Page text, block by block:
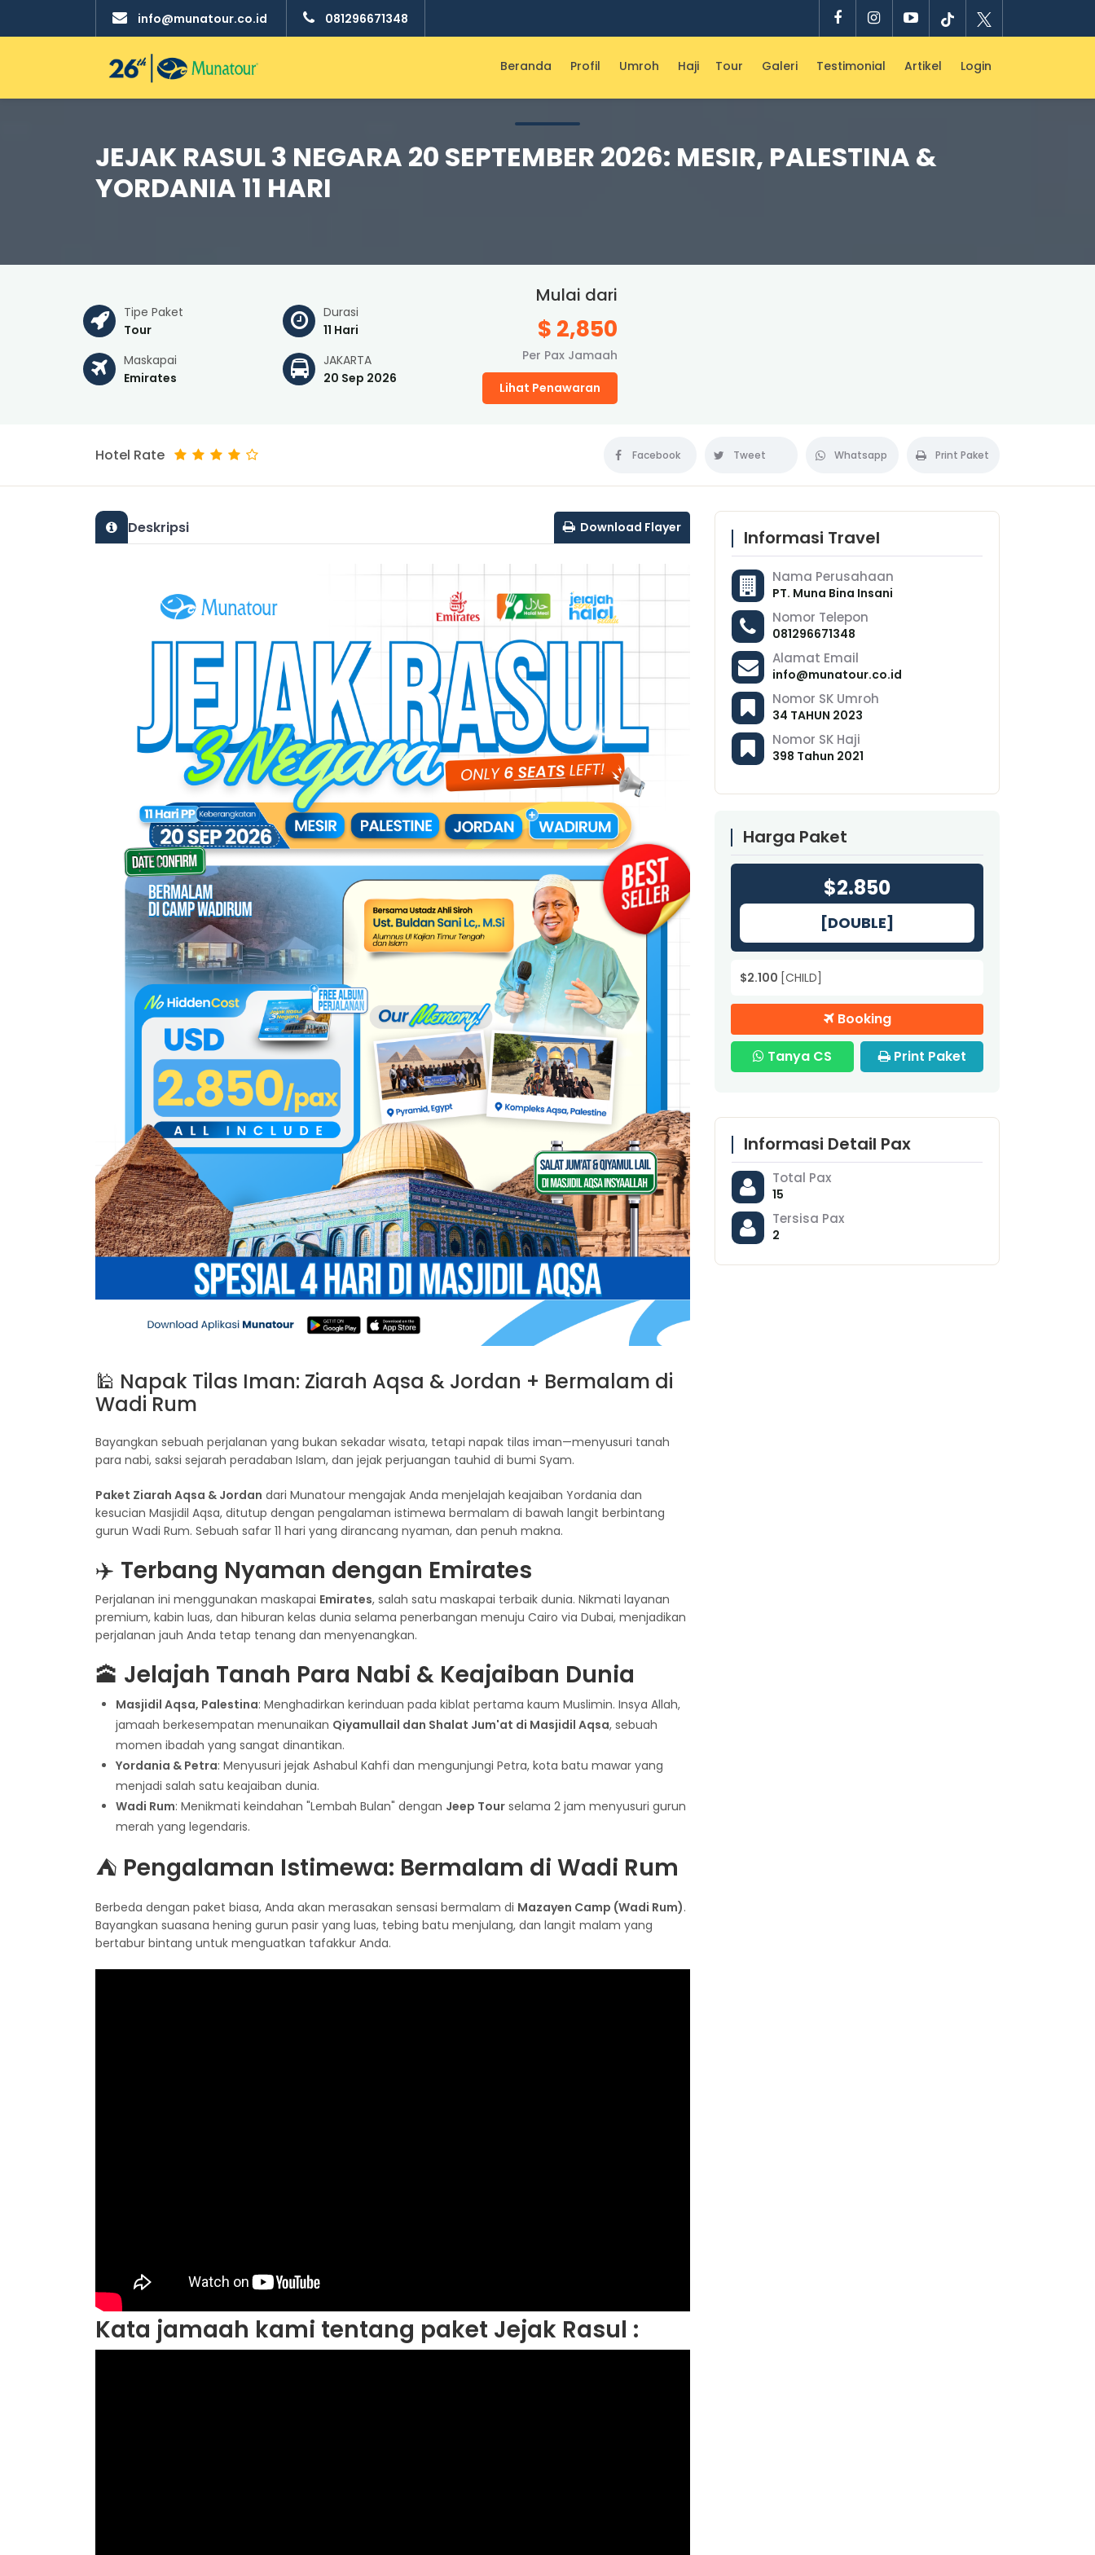
info@munatour.co.id 081296671348
Beranda Profil Umroh Haji Tour Galeri Testimonial Artikel Login
JEJAK RASUL 3 NEGARA 20 SEPTEMBER 2026: MESIR, PALESTINA &
YORDANIA 11 HARI
Tipe Paket
Tour
Durasi
11 Hari
Maskapai
Emirates
JAKARTA
20 Sep 2026
Mulai dari
$ 2,850
Per Pax Jamaah
Lihat Penawaran
Hotel Rate Facebook Tweet Whatsapp Print Paket
Deskripsi Download Flayer
🕌 Napak Tilas Iman: Ziarah Aqsa & Jordan + Bermalam di
Wadi Rum
Bayangkan sebuah perjalanan yang bukan sekadar wisata, tetapi napak tilas iman—menyusuri tanah
para nabi, saksi sejarah peradaban Islam, dan jejak perjuangan tauhid di bumi Syam.
Paket Ziarah Aqsa & Jordan dari Munatour mengajak Anda menjelajah keajaiban Yordania dan
kesucian Masjidil Aqsa, ditutup dengan pengalaman istimewa bermalam di bawah langit berbintang
gurun Wadi Rum. Sebuah safar 11 hari yang dirancang nyaman, dan penuh makna.
✈️ Terbang Nyaman dengan Emirates
Perjalanan ini menggunakan maskapai Emirates, salah satu maskapai terbaik dunia. Nikmati layanan
premium, kabin luas, dan hiburan kelas dunia selama penerbangan menuju Cairo via Dubai, menjadikan
perjalanan jauh Anda tetap tenang dan menyenangkan.
🕋 Jelajah Tanah Para Nabi & Keajaiban Dunia
Masjidil Aqsa, Palestina: Menghadirkan kerinduan pada kiblat pertama kaum Muslimin. Insya Allah,
jamaah berkesempatan menunaikan Qiyamullail dan Shalat Jum'at di Masjidil Aqsa, sebuah
momen ibadah yang sangat dinantikan.
Yordania & Petra: Menyusuri jejak Ashabul Kahfi dan mengunjungi Petra, kota batu mawar yang
menjadi salah satu keajaiban dunia.
Wadi Rum: Menikmati keindahan "Lembah Bulan" dengan Jeep Tour selama 2 jam menyusuri gurun
merah yang legendaris.
⛺ Pengalaman Istimewa: Bermalam di Wadi Rum
Berbeda dengan paket biasa, Anda akan merasakan sensasi bermalam di Mazayen Camp (Wadi Rum).
Bayangkan suasana hening gurun pasir yang luas, tebing batu menjulang, dan langit malam yang
bertabur bintang untuk menguatkan tafakkur Anda.
Kata jamaah kami tentang paket Jejak Rasul :
Informasi Travel
Nama Perusahaan
PT. Muna Bina Insani
Nomor Telepon
081296671348
Alamat Email
info@munatour.co.id
Nomor SK Umroh
34 TAHUN 2023
Nomor SK Haji
398 Tahun 2021
Harga Paket
$2.850
[DOUBLE]
$2.100 [CHILD]
Booking
Tanya CS
Print Paket
Informasi Detail Pax
Total Pax
15
Tersisa Pax
2